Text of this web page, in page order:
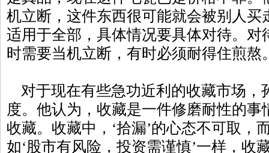
机立断，这件东西很可能就会被别人买
适用于全部，具体情况要具体对待。对
时需要当机立断，有时必须耐得住煎熬
对于现在有些急功近利的收藏市场，
度。他认为，收藏是一件修磨耐性的
收藏。收藏中，‘拾漏’的心态不可取，
如‘股市有风险，投资需谨慎’一样，收